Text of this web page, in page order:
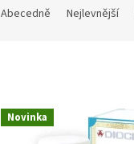
Abecedně Nejlevnější
V Novinka